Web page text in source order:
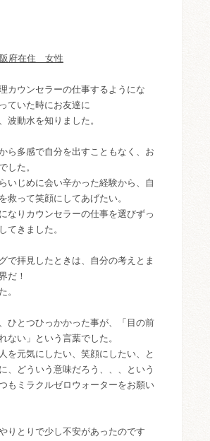
府在住 女性
カウンセラーの仕事するようにな
ていた時にお友達に
波動水を知りました。
ら多感で自分を出すこともなく、お
した。
いじめに会い辛かった経験から、自
救って笑顔にしてあげたい。
なりカウンセラーの仕事を選びずっ
てきました。
で拝見したときは、自分の考えとま
だ！
。
ひとつひっかかった事が、「目の前
ない」という言葉でした。
を元気にしたい、笑顔にしたい、と
、どういう意味だろう、、、という
もミラクルゼロウォーターをお願い
りとりで少し不安があったのです